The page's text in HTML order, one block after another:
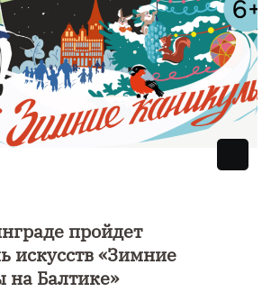
пройдет
искусств «Зимние
на Балтике»